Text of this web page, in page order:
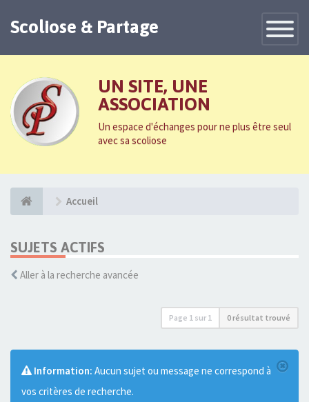
Toggle
Scoliose & Partage
UN SITE, UNE
ASSOCIATION
Un espace d'échanges pour ne plus être seul
avec sa scoliose
Accueil
SUJETS ACTIFS
Aller à la recherche avancée
Page 1 sur 1 0 résultat trouvé
Information: Aucun sujet ou message ne correspond à
vos critères de recherche.